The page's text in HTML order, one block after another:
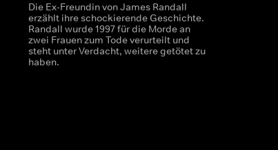
Die Ex-Freundin von James Randall
erzählt ihre schockierende Geschichte.
Randall wurde 1997 für die Morde an
zwei Frauen zum Tode verurteilt und
steht unter Verdacht, weitere getötet zu
haben.